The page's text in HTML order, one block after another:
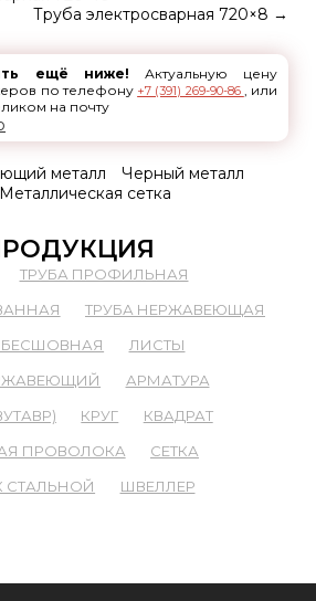
Труба электросварная 720×8 →
ещё ниже! Актуальную цену
по телефону +7 (391) 269-90-86 , или
на почту
металл
Черный металл
Металлическая сетка
ТРУБА ПРОФИЛЬНАЯ
ТРУБА НЕРЖАВЕЮЩАЯ
БЕСШОВНАЯ
ЛИСТЫ
АРМАТУРА
КРУГ
КВАДРАТ
ПРОВОЛОКА
СЕТКА
СТАЛЬНОЙ
ШВЕЛЛЕР